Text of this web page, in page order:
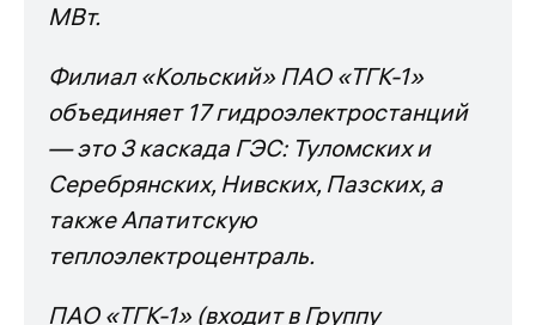
МВт.
Филиал «Кольский» ПАО «ТГК-1»
объединяет 17 гидроэлектростанций
— это 3 каскада ГЭС: Туломских и
Серебрянских, Нивских, Пазских, а
также Апатитскую
теплоэлектроцентраль.
ПАО «ТГК-1» (входит в Группу